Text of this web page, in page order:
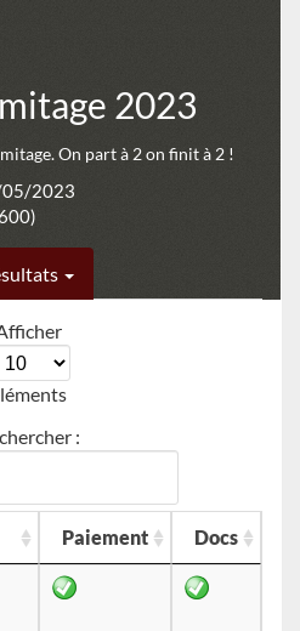
2023
On part à 2 on finit à 2 !
2023
:
Paiement Docs